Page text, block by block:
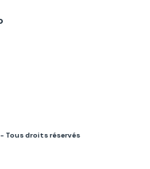
Tous droits réservés